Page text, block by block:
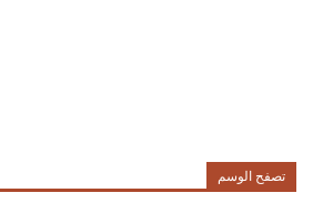
تصفح الوسم